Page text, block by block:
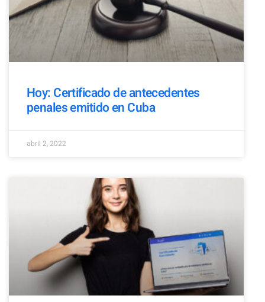
Hoy: Certificado de antecedentes
penales emitido en Cuba
abril 2, 2022